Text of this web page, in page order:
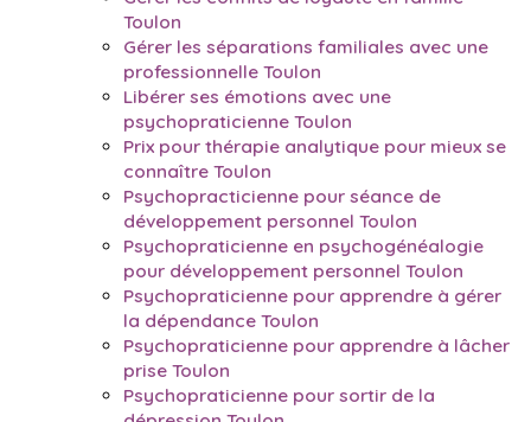
Toulon
Gérer les séparations familiales avec une
professionnelle Toulon
Libérer ses émotions avec une
psychopraticienne Toulon
Prix pour thérapie analytique pour mieux se
connaître Toulon
Psychopracticienne pour séance de
développement personnel Toulon
Psychopraticienne en psychogénéalogie
pour développement personnel Toulon
Psychopraticienne pour apprendre à gérer
la dépendance Toulon
Psychopraticienne pour apprendre à lâcher
prise Toulon
Psychopraticienne pour sortir de la